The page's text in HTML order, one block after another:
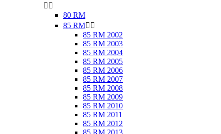
 
80 RM
85 RM 
85 RM 2002
85 RM 2003
85 RM 2004
85 RM 2005
85 RM 2006
85 RM 2007
85 RM 2008
85 RM 2009
85 RM 2010
85 RM 2011
85 RM 2012
85 RM 2013